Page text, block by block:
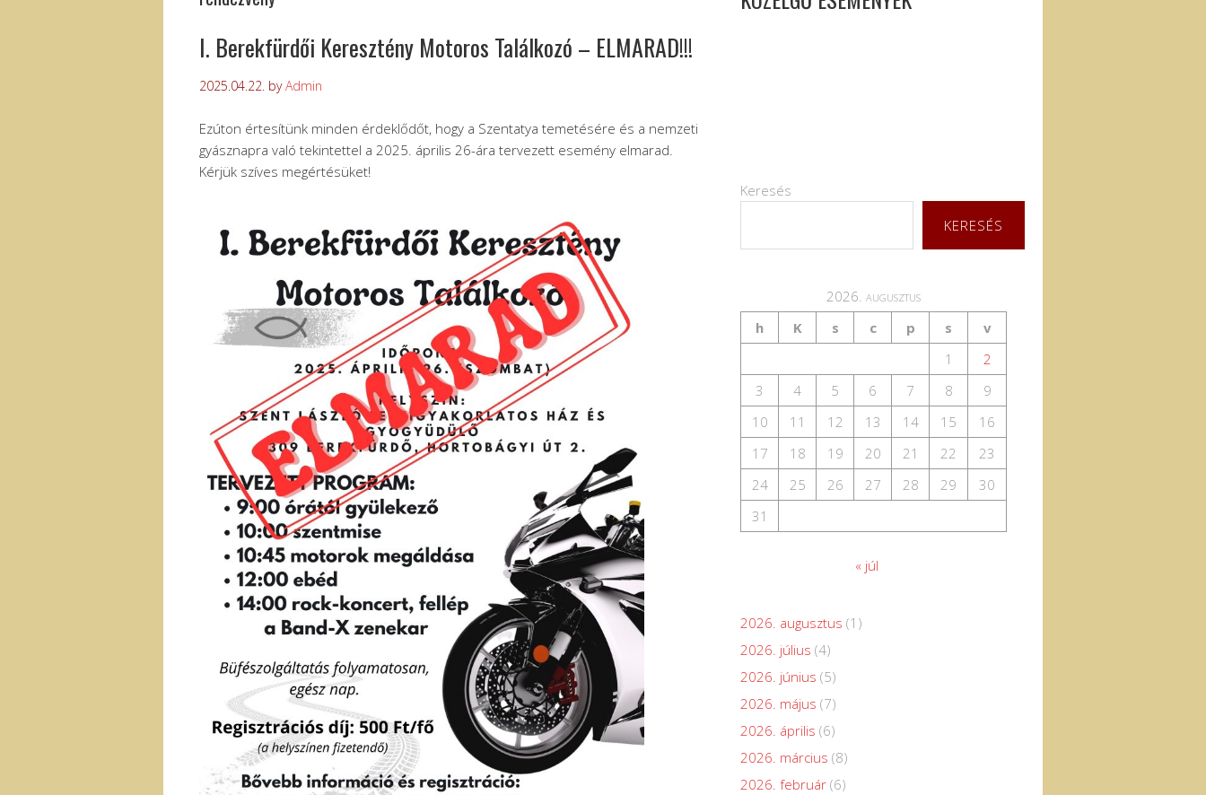
I. Berekfürdői Keresztény Motoros Találkozó – ELMARAD!!!
2025.04.22. byAdmin
Ezúton értesítünk minden érdeklődőt, hogy a Szentatya temetésére és a nemzeti
gyásznapra való tekintettel a 2025. április 26-ára tervezett esemény elmarad.
Kérjük szíves megértésüket!
Keresés
KERESÉS
2026. augusztus
h
K s c p s
v
1
2
3
4 5 6 7 8
9
10
11 12 13 14 15
16
17
18 19 20 21 22
23
24
25 26 27 28 29
30
31
« júl
2026. augusztus (1)
2026. július (4)
2026. június (5)
2026. május (7)
2026. április (6)
2026. március (8)
2026. február (6)